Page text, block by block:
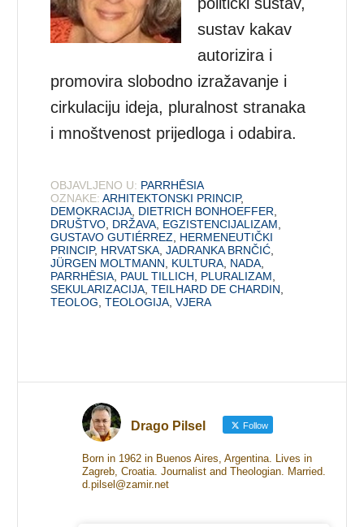
sustav kakav
autorizira i
promovira slobodno izražavanje i
cirkulaciju ideja, pluralnost stranaka
i mnoštvenost prijedloga i odabira.
OBJAVLJENO U: PARRHĒSIA
OZNAKE: ARHITEKTONSKI PRINCIP,
DEMOKRACIJA DIETRICH BONHOEFFER
DRUŠTVO DRŽAVA EGZISTENCIJALIZAM
GUSTAVO GUTIÉRREZ
HERMENEUTIČKI
PRINCIP, HRVATSKA ,JADRANKA BRNČIĆ
JÜRGEN MOLTMANN
KULTURA NADA
PARRHĒSIA PAUL TILLICH PLURALIZAM
SEKULARIZACIJA ,TEILHARD DE CHARDIN
TEOLOG ,TEOLOGIJA ,VJERA
Drago Pilsel Follow
Born in 1962 in Buenos Aires, Argentina. Lives in
Zagreb, Croatia. Journalist and Theologian. Married.
d.pilsel@zamir.net